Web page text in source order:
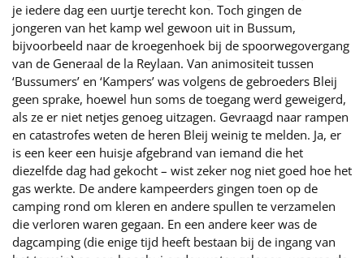
je iedere dag een uurtje terecht kon. Toch gingen de
jongeren van het kamp wel gewoon uit in Bussum,
bijvoorbeeld naar de kroegenhoek bij de spoorwegovergang
van de Generaal de la Reylaan. Van animositeit tussen
‘Bussumers’ en ‘Kampers’ was volgens de gebroeders Bleij
geen sprake, hoewel hun soms de toegang werd geweigerd,
als ze er niet netjes genoeg uitzagen. Gevraagd naar rampen
en catastrofes weten de heren Bleij weinig te melden. Ja, er
is een keer een huisje afgebrand van iemand die het
diezelfde dag had gekocht – wist zeker nog niet goed hoe het
gas werkte. De andere kampeerders gingen toen op de
camping rond om kleren en andere spullen te verzamelen
die verloren waren gegaan. En een andere keer was de
dagcamping (die enige tijd heeft bestaan bij de ingang van